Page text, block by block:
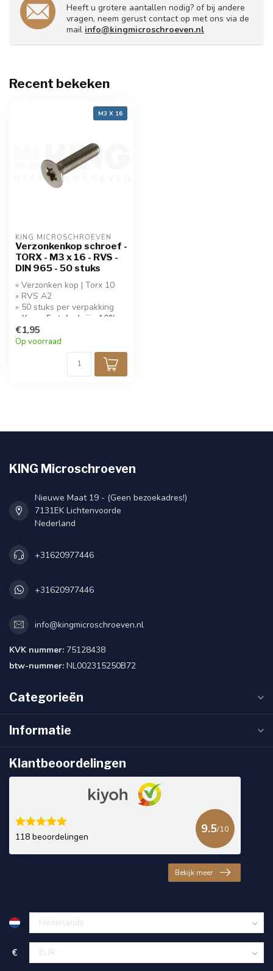
Heeft u grotere aantallen nodig? of bij andere
vragen, neem gerust contact op met ons via de
mail info@kingmicroschroeven.nl
Recent bekeken
M3 X 16
KING MICROSCHROEVEN
Verzonkenkop schroef -
TORX - M3 x 16 - RVS -
DIN 965 - 50 stuks
» Verzonken kop | Torx 10
» RVS A2
» 50 stuks per verpakking
» Koop 5 stuks krijg 10%
korting!
€1,95
Op voorraad
KING Microschroeven
Nieuwe Maat 19 - (Geen bezoekadres!)
7131EK Lichtenvoorde
Nederland
+31620977446
+31620977446
info@kingmicroschroeven.nl
KVK nummer: 75128438
btw-nummer: NL002315250B72
Categorieën
Informatie
Klantbeoordelingen
118 beoordelingen
9.5/10
Bekijk meer
€